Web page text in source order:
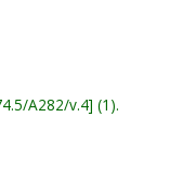
A282/v.4 (1).